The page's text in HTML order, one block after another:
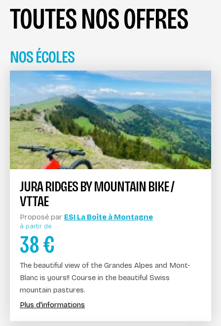
TOUTES NOS OFFRES
NOS ÉCOLES
JURA RIDGES BY MOUNTAIN BIKE /
VTTAE
Proposé par ESI La Boîte à Montagne
à partir de
38€
The beautiful view of the Grandes Alpes and Mont-
Blanc is yours!! Course in the beautiful Swiss
mountain pastures.
Plus d'informations